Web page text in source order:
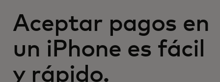
Aceptar pagos en
un iPhone es fácil
y rápido.